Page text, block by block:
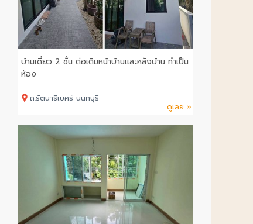
บ้านเดี่ยว 2 ชั้น ต่อเติมหน้าบ้านและหลังบ้าน ทำเป็น
ห้อง
ถ.รัตนาธิเบศร์ นนทบุรี
ดูเลย »